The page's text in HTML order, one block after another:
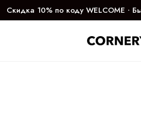
Скидка 10% по коду WELCOME ∙